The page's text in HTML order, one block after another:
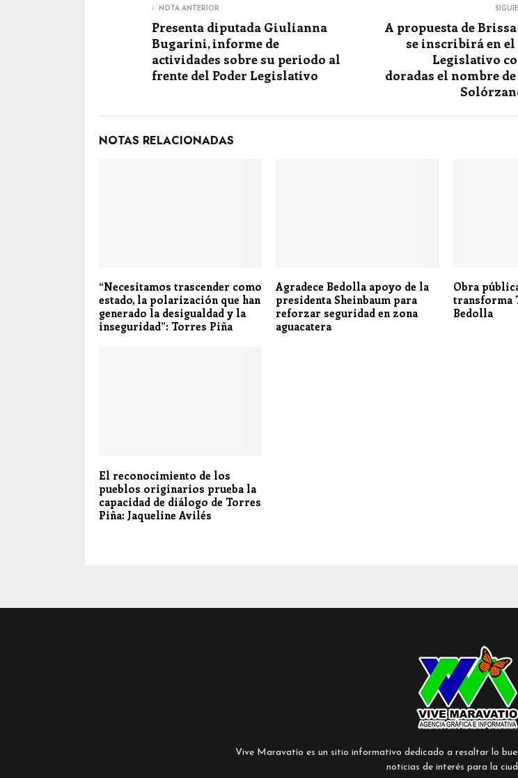
NOTA ANTERIOR
Presenta diputada Giulianna
Bugarini, informe de
actividades sobre su periodo al
frente del Poder Legislativo
A propuesta de
se inscribirá en el
Legislativo
doradas el nombre
NOTAS RELACIONADAS
“Necesitamos trascender como
estado, la polarización que han
generado la desigualdad y la
inseguridad”: Torres Piña
Agradece Bedolla apoyo de la
presidenta Sheinbaum para
reforzar seguridad en zona
aguacatera
Obra
transforma
Bedolla
El reconocimiento de los
pueblos originarios prueba la
capacidad de diálogo de Torres
Piña: Jaqueline Avilés
Vive Maravatío es un sitio informativo dedicado a resaltar lo
noticias de interés para la